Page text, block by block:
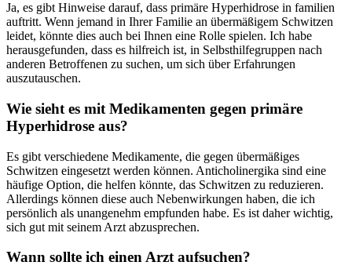
Ja, es ⁣gibt Hinweise darauf, dass⁤ primäre ⁣Hyperhidrose in familien
auftritt. Wenn jemand in Ihrer Familie an übermäßigem Schwitzen
leidet, könnte dies​ auch bei‌ Ihnen eine Rolle spielen. Ich habe
herausgefunden,‍ dass ‌es hilfreich‌ ist, in‌ Selbsthilfegruppen nach
anderen Betroffenen zu ‌suchen, um sich über‌ Erfahrungen
⁤auszutauschen.
Wie sieht es mit Medikamenten gegen primäre
Hyperhidrose aus?
Es gibt verschiedene Medikamente, die gegen übermäßiges
Schwitzen eingesetzt werden können. Anticholinergika sind eine
häufige⁣ Option, die helfen könnte, ​das Schwitzen zu ⁣reduzieren.
Allerdings können diese auch Nebenwirkungen haben, die ⁣ich
persönlich als unangenehm empfunden habe. Es ist daher wichtig,
sich gut mit seinem⁣ Arzt abzusprechen.
Wann sollte ‌ich einen Arzt ⁤aufsuchen?